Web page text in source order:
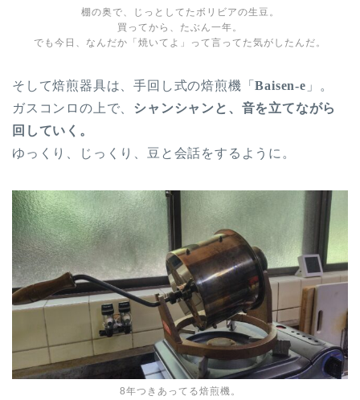
棚の奥で、じっとしてたボリビアの生豆。
買ってから、たぶん一年。
でも今日、なんだか「焼いてよ」って言ってた気がしたんだ。
そして焙煎器具は、手回し式の焙煎機「Baisen-e 」。
ガスコンロの上で、
シャンシャンと、音を立てながら
回していく。
ゆっくり、じっくり、豆と会話をするように。
8年つきあってる焙煎機。